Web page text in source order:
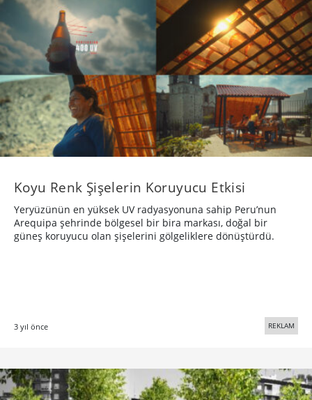
Koyu Renk Şişelerin Koruyucu Etkisi
Yeryüzünün en yüksek UV radyasyonuna sahip Peru’nun
Arequipa şehrinde bölgesel bir bira markası, doğal bir
güneş koruyucu olan şişelerini gölgeliklere dönüştürdü.
3 yıl önce REKLAM